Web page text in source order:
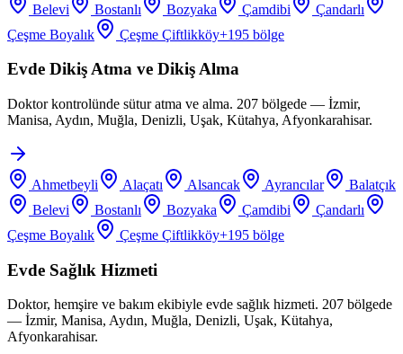
Belevi
Bostanlı Bozyaka Çamdibi
Çandarlı
Çeşme Boyalık
Çeşme Çiftlikköy+195 bölge
Evde Dikiş Atma ve Dikiş Alma
Doktor kontrolünde sütur atma ve alma. 207 bölgede — İzmir,
Manisa, Aydın, Muğla, Denizli, Uşak, Kütahya, Afyonkarahisar.
Ahmetbeyli Alaçatı Alsancak Ayrancılar
Balatçık
Belevi
Bostanlı Bozyaka Çamdibi
Çandarlı
Çeşme Boyalık
Çeşme Çiftlikköy+195 bölge
Evde Sağlık Hizmeti
Doktor, hemşire ve bakım ekibiyle evde sağlık hizmeti. 207 bölgede
— İzmir, Manisa, Aydın, Muğla, Denizli, Uşak, Kütahya,
Afyonkarahisar.